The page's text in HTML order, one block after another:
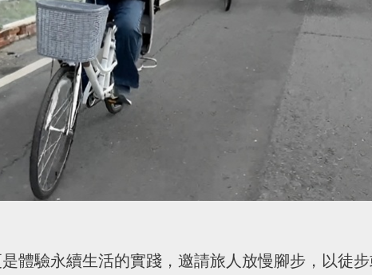
體驗永續生活的實踐，邀請旅人放慢腳步，以徒